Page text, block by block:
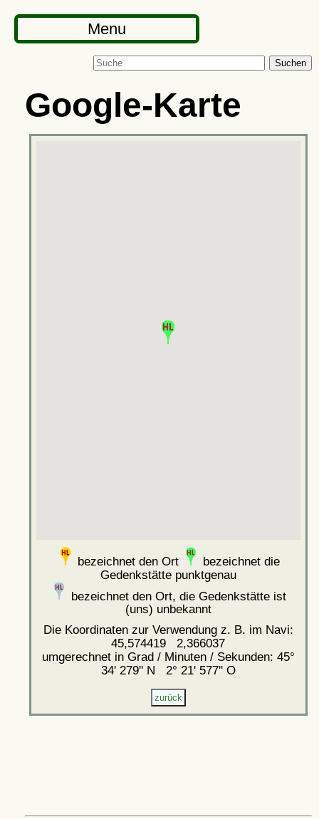
Menu
Suchen
Google-Karte
bezeichnet den Ort
bezeichnet die
Gedenkstätte punktgenau
bezeichnet den Ort, die Gedenkstätte ist
(uns) unbekannt
Die Koordinaten zur Verwendung z. B. im Navi:
45,574419 2,366037
umgerechnet in Grad / Minuten / Sekunden: 45°
34' 279'' N 2° 21' 577'' O